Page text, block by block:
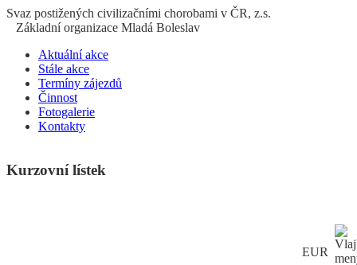
Svaz postižených civilizačními chorobami v ČR, z.s.
Základní organizace Mladá Boleslav
Aktuální akce
Stále akce
Termíny zájezdů
Činnost
Fotogalerie
Kontakty
Kurzovní lístek
EUR